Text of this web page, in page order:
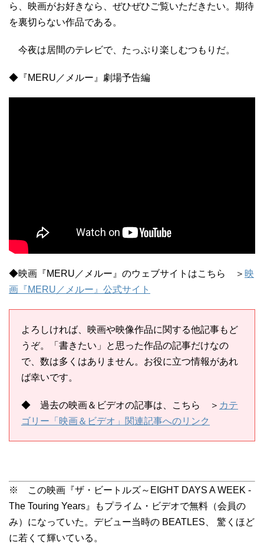
ら、映画がお好きなら、ぜひぜひご覧いただきたい。期待
を裏切らない作品である。
今夜は居間のテレビで、たっぷり楽しむつもりだ。
◆『MERU／メルー』劇場予告編
◆映画『MERU／メルー』のウェブサイトはこちら ＞ 映
画『MERU／メルー』公式サイト
よろしければ、映画や映像作品に関する他記事もど
うぞ。「書きたい」と思った作品の記事だけなの
で、数は多くはありません。お役に立つ情報があれ
ば幸いです。
◆ 過去の映画＆ビデオの記事は、こちら ＞ カテ
ゴリー「映画＆ビデオ」関連記事へのリンク
※ この映画『ザ・ビートルズ～EIGHT DAYS A WEEK ‐
The Touring Years』もプライム・ビデオで無料（会員の
み）になっていた。デビュー当時の BEATLES、 驚くほど
に若くて輝いている。